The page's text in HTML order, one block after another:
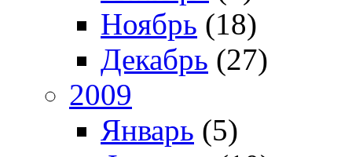
Ноябрь (18)
Декабрь (27)
2009
Январь (5)